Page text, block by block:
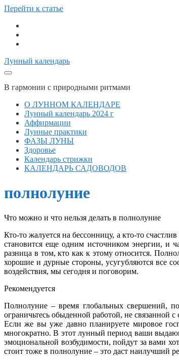
Перейти к статье
Лунный календарь
В гармонии с природными ритмами
О ЛУННОМ КАЛЕНДАРЕ
Лунный календарь 2024 г
Аффирмации
Лунные практики
ФАЗЫ ЛУНЫ
Здоровье
Календарь стрижки
КАЛЕНДАРЬ САДОВОДОВ
полнолуние
Что можно и что нельзя делать в полнолуние
Кто-то жалуется на бессонницу, а кто-то
становится еще одним источником энергии, и
разница в том, кто как к этому относится.
хорошие и дурные стороны, усугубляются все
воздействия, мы сегодня и поговорим.
Рекомендуется
Полнолуние – время глобальных свершений,
ограничьтесь обыденной работой, не связанной
Если же вы уже давно планируете мировое
многократно. В этот лунный период ваши
эмоциональной возбудимости, пойдут за вами
стоит тоже в полнолуние – это даст наилучший